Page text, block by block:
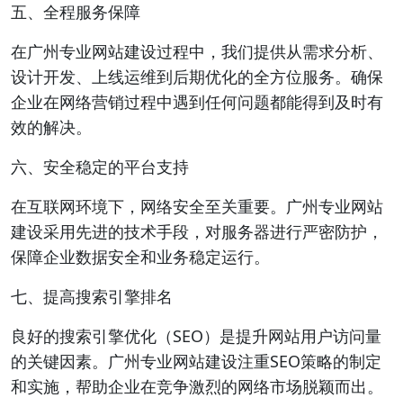
五、全程服务保障
在广州专业网站建设过程中，我们提供从需求分析、
设计开发、上线运维到后期优化的全方位服务。确保
企业在网络营销过程中遇到任何问题都能得到及时有
效的解决。
六、安全稳定的平台支持
在互联网环境下，网络安全至关重要。广州专业网站
建设采用先进的技术手段，对服务器进行严密防护，
保障企业数据安全和业务稳定运行。
七、提高搜索引擎排名
良好的搜索引擎优化（SEO）是提升网站用户访问量
的关键因素。广州专业网站建设注重SEO策略的制定
和实施，帮助企业在竞争激烈的网络市场脱颖而出。